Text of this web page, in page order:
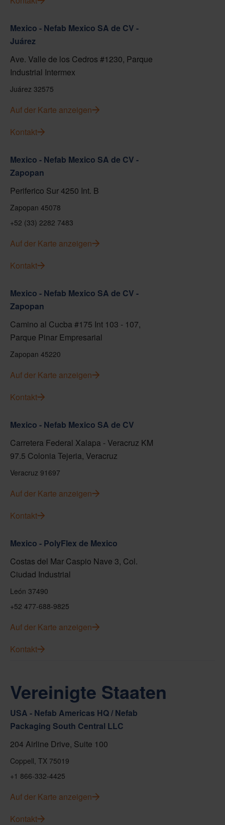
Mexico - Nefab Mexico SA de CV -
Juárez
Ave. Valle de los Cedros #1230, Parque
Industrial Intermex
Juárez 32575
Auf der Karte anzeigen
Kontakt
Mexico - Nefab Mexico SA de CV -
Zapopan
Periferico Sur 4250 Int. B
Zapopan 45078
+52 (33) 2282 7483
Auf der Karte anzeigen
Kontakt
Mexico - Nefab Mexico SA de CV -
Zapopan
Camino al Cucba #175 Int 103 - 107,
Parque Pinar Empresarial
Zapopan 45220
Auf der Karte anzeigen
Kontakt
Mexico - Nefab Mexico SA de CV
Carretera Federal Xalapa - Veracruz KM
97.5 Colonia Tejeria, Veracruz
Veracruz 91697
Auf der Karte anzeigen
Kontakt
Mexico - PolyFlex de Mexico
Costas del Mar Caspio Nave 3, Col.
Ciudad Industrial
León 37490
+52 477-688-9825
Auf der Karte anzeigen
Kontakt
Vereinigte Staaten
USA - Nefab Americas HQ / Nefab
Packaging South Central LLC
204 Airline Drive, Suite 100
Coppell, TX 75019
+1 866-332-4425
Auf der Karte anzeigen
Kontakt